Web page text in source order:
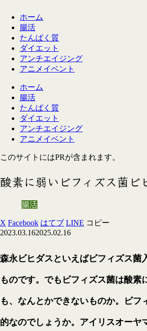
ホーム
腸活
たんぱく質
ダイエット
アンチエイジング
アニメイベント
ホーム
腸活
たんぱく質
ダイエット
アンチエイジング
アニメイベント
このサイトにはPRが含まれます。
酸素に弱いビフィズス菌ビ
腸活
X Facebook はてブ LINE コピー
2023.03.162025.02.16
森永ビヒダスといえばビフィズス菌
ものです。でもビフィズス菌は酸
も、なんとかできないものか。ビ
的なのでしょうか。アイリスオーヤ